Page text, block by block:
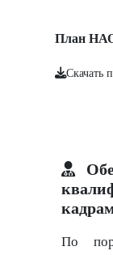
План
Скачать
По